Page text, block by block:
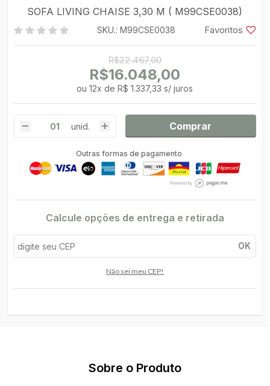
SOFA LIVING CHAISE 3,30 M ( M99CSE0038)
SKU.: M99CSE0038 Favoritos
R$22.467,00
R$16.048,00
ou12x deR$ 1.337,33 s/ juros
unid. Comprar
Outras formas de pagamento
Calcule opções de entrega e retirada
OK
Não sei meu CEP!
Sobre o Produto